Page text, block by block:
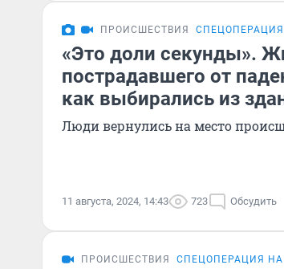
ПРОИСШЕСТВИЯ
«Это доли секунды».
пострадавшего от
как выбирались из
Люди вернулись на место
11 августа, 2024, 14:43 723 Обсудить
ПРОИСШЕСТВИЯ СПЕЦОПЕРАЦИЯ